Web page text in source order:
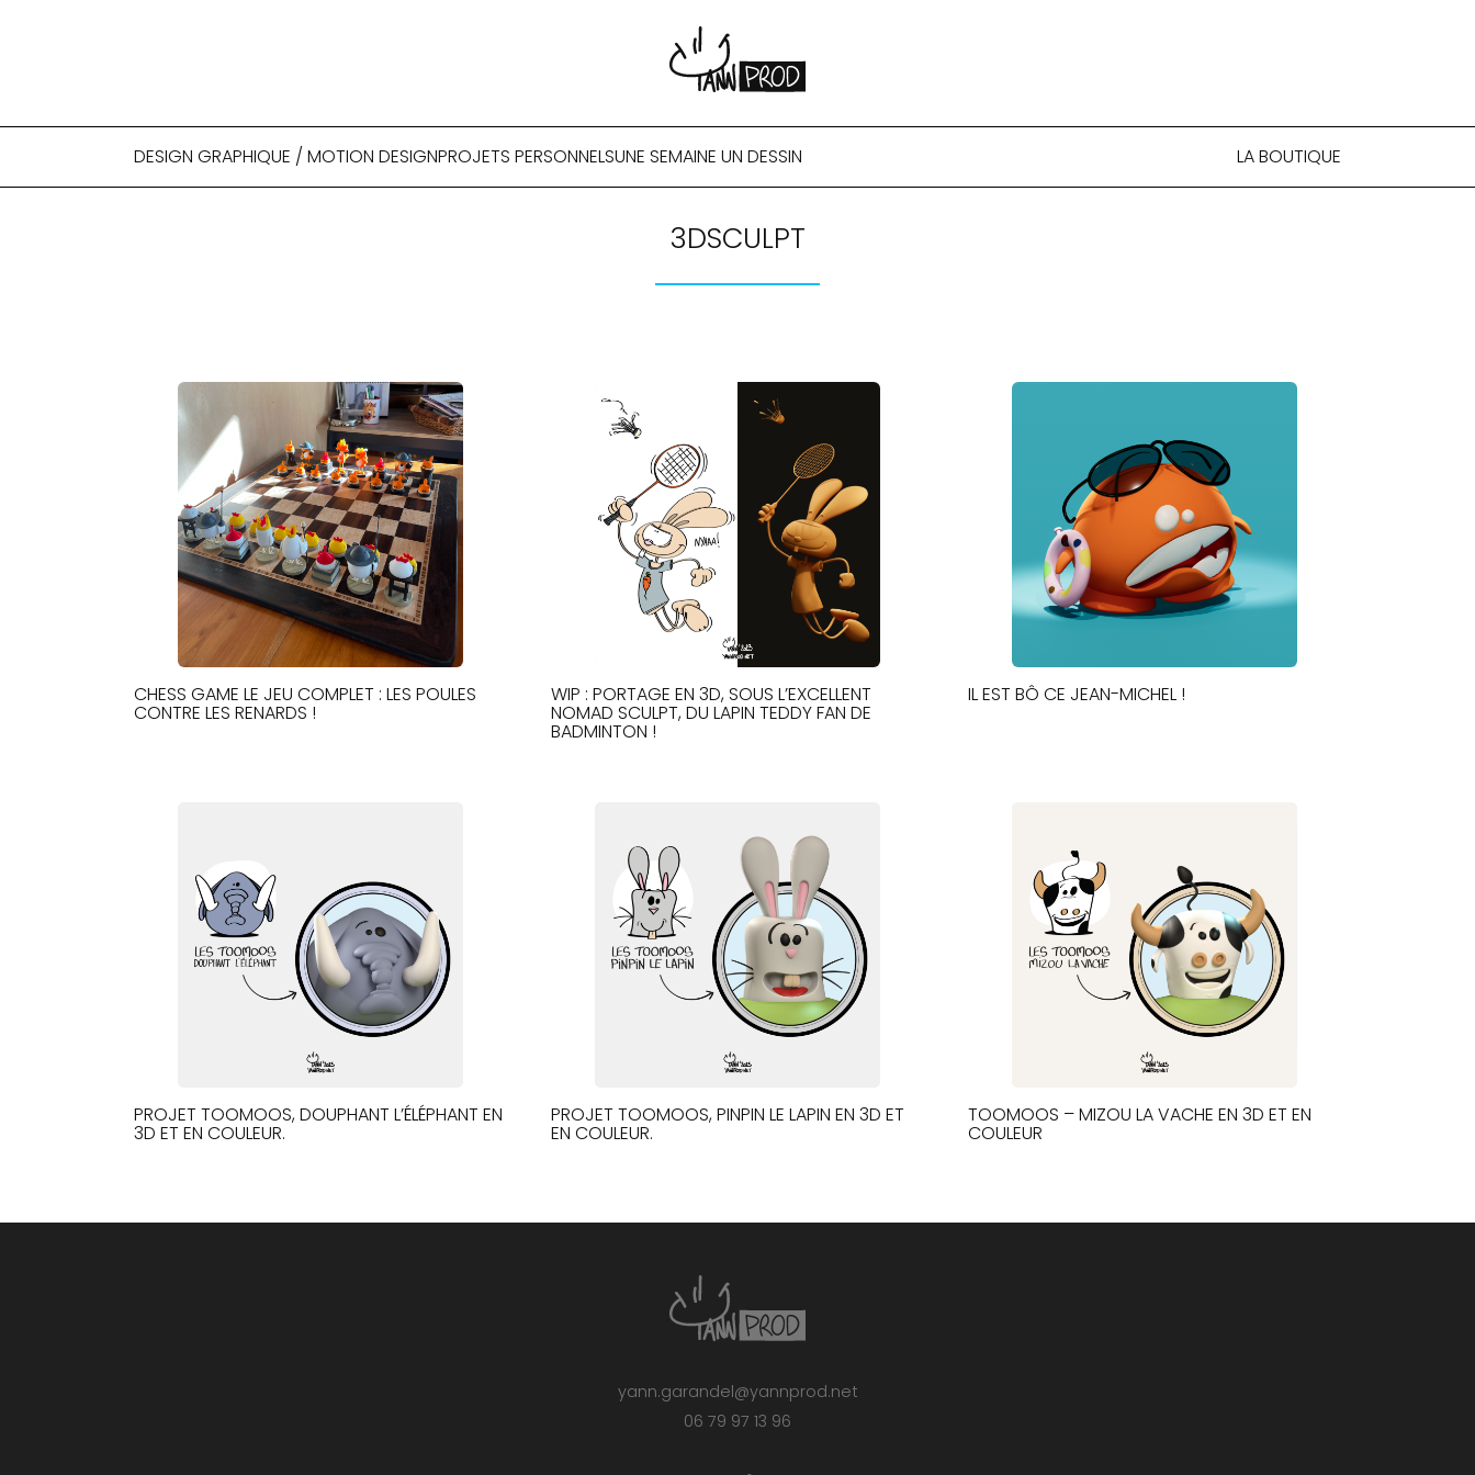
DESIGN GRAPHIQUE / MOTION DESIGNPROJETS PERSONNELSUNE SEMAINE UN DESSIN LA BOUTIQUE
3DSCULPT
CHESS GAME LE JEU COMPLET : LES POULES
CONTRE LES RENARDS !
WIP : PORTAGE EN 3D, SOUS L’EXCELLENT
NOMAD SCULPT, DU LAPIN TEDDY FAN DE
BADMINTON !
IL EST BÔ CE JEAN-MICHEL !
PROJET TOOMOOS, DOUPHANT L’ÉLÉPHANT EN
3D ET EN COULEUR.
PROJET TOOMOOS, PINPIN LE LAPIN EN 3D ET
EN COULEUR.
TOOMOOS – MIZOU LA VACHE EN 3D ET EN
COULEUR
yann.garandel@yannprod.net
06 79 97 13 96